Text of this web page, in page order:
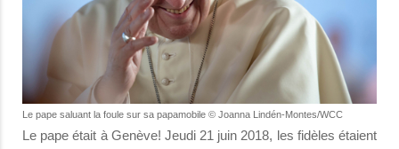
Le pape saluant la foule sur sa papamobile © Joanna Lindén-Montes/WCC
Le pape était à Genève! Jeudi 21 juin 2018, les fidèles étaient